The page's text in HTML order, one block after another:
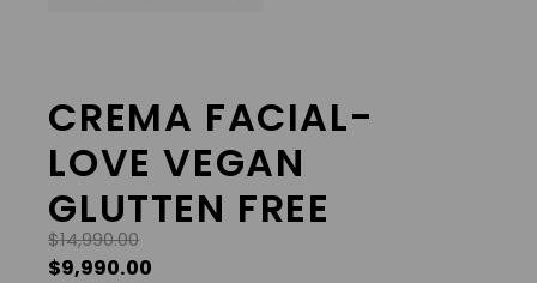
CREMA FACIAL-
LOVE VEGAN
GLUTTEN FREE
$14,990.00
$9,990.00